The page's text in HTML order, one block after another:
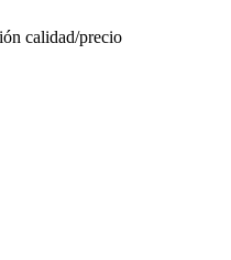
calidad/precio